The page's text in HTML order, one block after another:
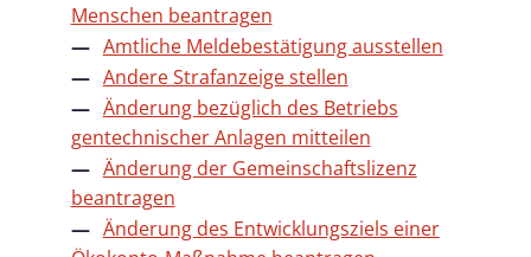
Menschen beantragen
Amtliche Meldebestätigung ausstellen
Andere Strafanzeige stellen
Änderung bezüglich des Betriebs
gentechnischer Anlagen mitteilen
Änderung der Gemeinschaftslizenz
beantragen
Änderung des Entwicklungsziels einer